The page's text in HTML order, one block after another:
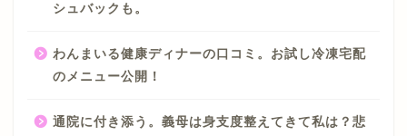
シュバックも。
わんまいる健康ディナーの口コミ。お試し冷凍宅配
のメニュー公開！
通院に付き添う。義母は身支度整えてきて私は？悲